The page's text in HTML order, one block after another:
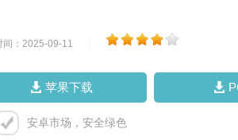
间：2025-09-11
苹果下载
安卓市场，安全绿色